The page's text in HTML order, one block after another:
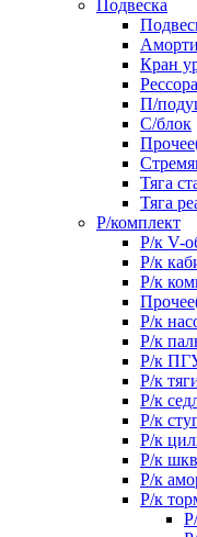
Подвеска
Кран
Рессора
П/
С/блок
Тяга
Тяга
Р/комплект
Р/к V-
Р/к
Р/к
Р/к
Р/к
Р/к
Р/к
Р/к
Р/к
Р/к
Р/к
Р/к
Р/к